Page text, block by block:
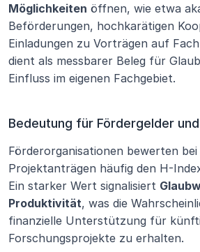
Möglichkeiten öffnen, wie etwa
Beförderungen, hochkarätigen
Einladungen zu Vorträgen auf
dient als messbarer Beleg für
Einfluss im eigenen Fachgebiet.
Bedeutung für Fördergelder
Förderorganisationen bewerten
Projektanträgen häufig den H-
Ein starker Wert signalisiert
Produktivität, was die
finanzielle Unterstützung für
Forschungsprojekte zu erhalten.